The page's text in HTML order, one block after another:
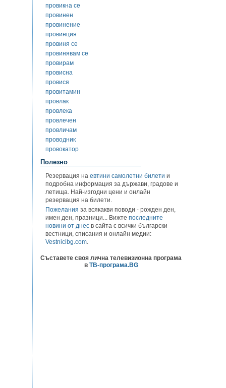
провикна се
провинен
провинение
провинция
провиня се
провинявам се
провирам
провисна
провися
провитамин
провлак
провлека
провлечен
провличам
проводник
провокатор
Полезно
Резервация на евтини самолетни билети и
подробна информация за държави, градове и
летища. Най-изгодни цени и онлайн
резервация на билети.
Пожелания за всякакви поводи - рожден ден,
имен ден, празници... Вижте последните
новини от днес в сайта с всички български
вестници, списания и онлайн медии:
Vestnicibg.com.
Съставете своя лична телевизионна програма
в ТВ-програма.BG